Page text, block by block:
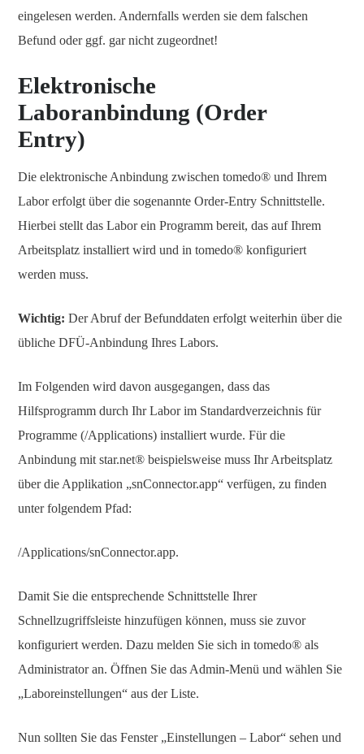
eingelesen werden. Andernfalls werden sie dem falschen
Befund oder ggf. gar nicht zugeordnet!
Elektronische
Laboranbindung (Order
Entry)
Die elektronische Anbindung zwischen tomedo® und Ihrem
Labor erfolgt über die sogenannte Order-Entry Schnittstelle.
Hierbei stellt das Labor ein Programm bereit, das auf Ihrem
Arbeitsplatz installiert wird und in tomedo® konfiguriert
werden muss.
Wichtig: Der Abruf der Befunddaten erfolgt weiterhin über die
übliche DFÜ-Anbindung Ihres Labors.
Im Folgenden wird davon ausgegangen, dass das
Hilfsprogramm durch Ihr Labor im Standardverzeichnis für
Programme (/Applications) installiert wurde. Für die
Anbindung mit star.net® beispielsweise muss Ihr Arbeitsplatz
über die Applikation „snConnector.app“ verfügen, zu finden
unter folgendem Pfad:
/Applications/snConnector.app.
Damit Sie die entsprechende Schnittstelle Ihrer
Schnellzugriffsleiste hinzufügen können, muss sie zuvor
konfiguriert werden. Dazu melden Sie sich in tomedo® als
Administrator an. Öffnen Sie das Admin-Menü und wählen Sie
„Laboreinstellungen“ aus der Liste.
Nun sollten Sie das Fenster „Einstellungen – Labor“ sehen und